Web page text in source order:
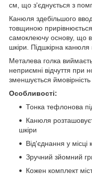
см, що з'єднується з
Канюля здебільшого
товщиною
самоклеючу основу, що
шкіри. Підшкірна
Металева голка
неприємні відчуття при
зменшується
Особливості:
Тонка тефлонова
Канюля
шкіри
Від'єднання у місці
Зручний зйомний
Кожен комплект